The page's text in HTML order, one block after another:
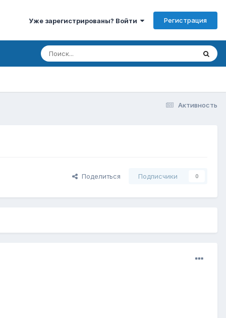
Уже зарегистрированы? Войти Регистрация
Активность
Поделиться Подписчики 0